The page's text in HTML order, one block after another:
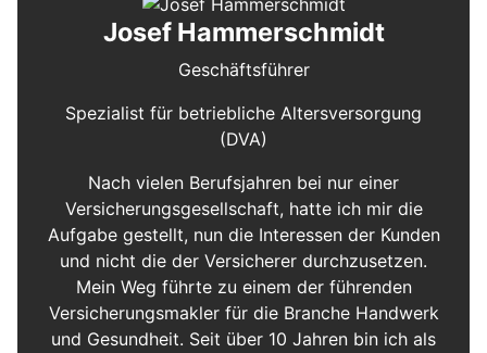
Josef Hammerschmidt
Geschäftsführer
Spezialist für betriebliche Altersversorgung
(DVA)
Nach vielen Berufsjahren bei nur einer
Versicherungsgesellschaft, hatte ich mir die
Aufgabe gestellt, nun die Interessen der Kunden
und nicht die der Versicherer durchzusetzen.
Mein Weg führte zu einem der führenden
Versicherungsmakler für die Branche Handwerk
und Gesundheit. Seit über 10 Jahren bin ich als